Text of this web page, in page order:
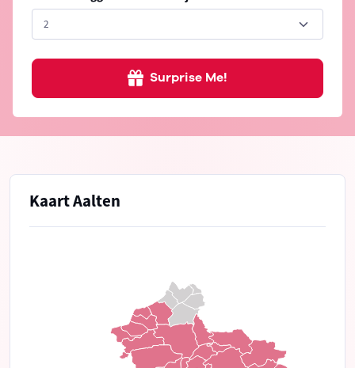
Surprise Me!
Kaart Aalten